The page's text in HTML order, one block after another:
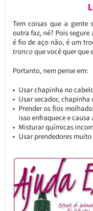
Tem coisas que a gente
outra faz, né? Pois
é fio de aço não, é um
tranco que você quer que
Portanto, nem pense em:
Usar chapinha no
Usar secador,
Prender os fios
isso enfraquece e causa
Misturar químicas
Usar prendedores